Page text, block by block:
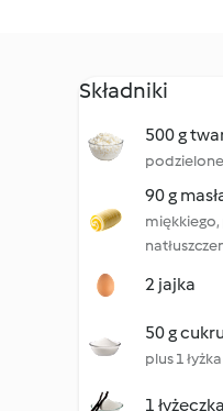
Składniki
500 g
90 g
2 jajka
50 g cukru
plus 1 łyżka
1